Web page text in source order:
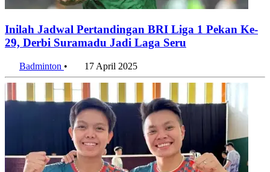
Inilah Jadwal Pertandingan BRI Liga 1 Pekan Ke-
29, Derbi Suramadu Jadi Laga Seru
Badminton • 17 April 2025